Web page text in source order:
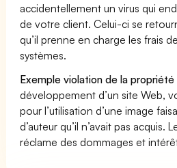
accidentellement un virus qui
de votre client. Celui-ci se
qu’il prenne en charge les frais
systèmes.
Exemple violation de la
développement d’un site Web,
pour l’utilisation d’une image
d’auteur qu’il n’avait pas acquis.
réclame des dommages et